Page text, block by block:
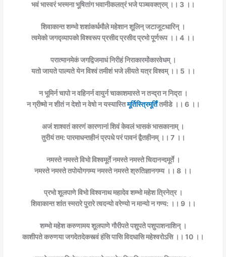
भवं भास्वरं भस्मना भूषितांग भवानीकलत्रं भजे पञ्चवक्त्रम् ।। 3 ।।
शिवाकान्त शम्भो शशांकर्धमौले महेशान शूलिन् जटाजूटधारिन् ।
त्वमेको जगद्व्यापको विश्वरूप प्रसीद प्रसीद प्रभो पूर्णरूप ।। 4 ।।
परात्मानमेकं जगद्विजमाधं निरीहं निराकारमोंकारवेधम् ।
यतो जायते पाल्यते येन विश्वं तमीशं भजे लीयते यत्र विश्वम् ।। 5 ।।
न भूमिर्न चापो न वहिनर्न वायुर्न चाकाशमास्ते न तन्द्रा न निद्रा ।
न ग्रीष्मो न शीतं न देशो न वेषो न यस्यास्तिमूर्तिस्त्रिमूर्तिंतमीडे ।। 6 ।।
अजं शाश्वतं कारणं कारणानां शिवं केवलं भासकं भासकानाम् ।
तुरीयं तम: पारमाधन्तहीनं प्रपधे परं पावनं द्वैतहीनम् ।। 7 ।।
नमस्ते नमस्ते विभो विश्वमूर्ते नमस्ते नमस्ते चिदानन्दमूर्ते ।
नमस्ते नमस्ते तपोयोगगम्य नमस्ते नमस्ते श्रुतिज्ञानगम्य ।। 8 ।।
प्रभो शूलपाणे विभो विश्वनाथ महादेव शम्भो महेश त्रिनेत्र ।
शिवाकान्त शांत स्मरारे पुरारे त्वदन्यो वरेण्यो न मान्यो न गण्य: ।। 9 ।।
शम्भो महेश करुणामय शूलपाणे गौरीपते पशुपते पशुपाशनाशिन् ।
काशीपते करुणया जगदेतदेकस्त्वं हंसि पासि विदधासि महेश्वरोऽसि ।। 10 ।।